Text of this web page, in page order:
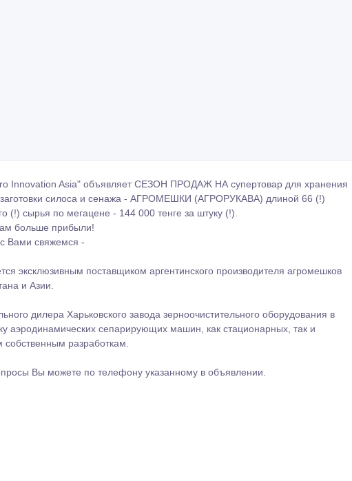
Innovation Asia" объявляет СЕЗОН ПРОДАЖ НА супертовар для хранения
силоса и сенажа - АГРОМЕШКИ (АГРОРУКАВА) длиной 66 (!)
(!) сырья по мегацене - 144 000 тенге за штуку (!).
больше прибыли!
Вами свяжемся -
эксклюзивным поставщиком аргентинского производителя агромешков
и Азии.
дилера Харьковского завода зерноочистительного оборудования в
аэродинамических сепарирующих машин, как стационарных, так и
разработкам.
Вы можете по телефону указанному в объявлении.